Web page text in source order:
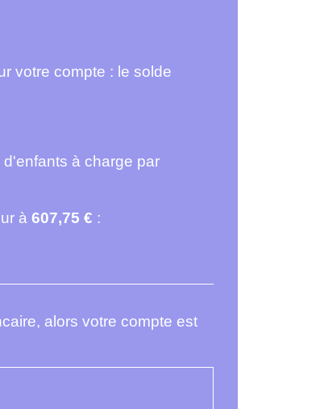
votre compte : le solde
à charge par
à 607,75 € :
alors votre compte est